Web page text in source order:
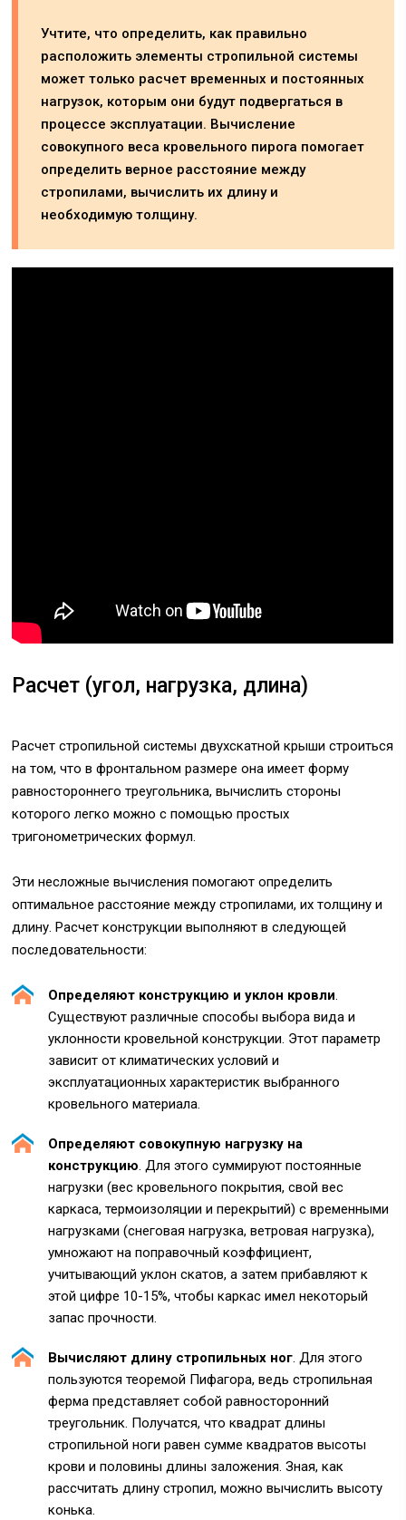
Учтите, что определить, как правильно
расположить элементы стропильной системы
может только расчет временных и постоянных
нагрузок, которым они будут подвергаться в
процессе эксплуатации. Вычисление
совокупного веса кровельного пирога помогает
определить верное расстояние между
стропилами, вычислить их длину и
необходимую толщину.
Расчет (угол, нагрузка, длина)
Расчет стропильной системы двухскатной крыши строиться
на том, что в фронтальном размере она имеет форму
равностороннего треугольника, вычислить стороны
которого легко можно с помощью простых
тригонометрических формул.
Эти несложные вычисления помогают определить
оптимальное расстояние между стропилами, их толщину и
длину. Расчет конструкции выполняют в следующей
последовательности:
Определяют конструкцию и уклон кровли.
Существуют различные способы выбора вида и
уклонности кровельной конструкции. Этот параметр
зависит от климатических условий и
эксплуатационных характеристик выбранного
кровельного материала.
Определяют совокупную нагрузку на
конструкцию. Для этого суммируют постоянные
нагрузки (вес кровельного покрытия, свой вес
каркаса, термоизоляции и перекрытий) с временными
нагрузками (снеговая нагрузка, ветровая нагрузка),
умножают на поправочный коэффициент,
учитывающий уклон скатов, а затем прибавляют к
этой цифре 10-15%, чтобы каркас имел некоторый
запас прочности.
Вычисляют длину стропильных ног. Для этого
пользуются теоремой Пифагора, ведь стропильная
ферма представляет собой равносторонний
треугольник. Получатся, что квадрат длины
стропильной ноги равен сумме квадратов высоты
крови и половины длины заложения. Зная, как
рассчитать длину стропил, можно вычислить высоту
конька.